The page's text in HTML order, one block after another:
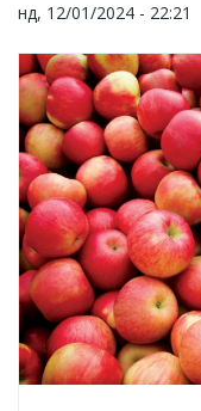
нд, 12/01/2024 - 22:21